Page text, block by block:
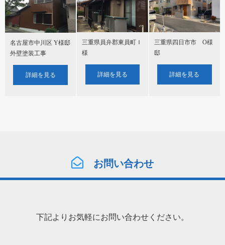
名古屋市中川区 Y様邸
外壁塗装工事
詳細を見る
三重県員弁郡東員町Ｉ
様
詳細を見る
三重県四日市市 О様
邸
詳細を見る
お問い合わせ
下記よりお気軽にお問い合わせください。